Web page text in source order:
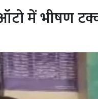
में भीषण